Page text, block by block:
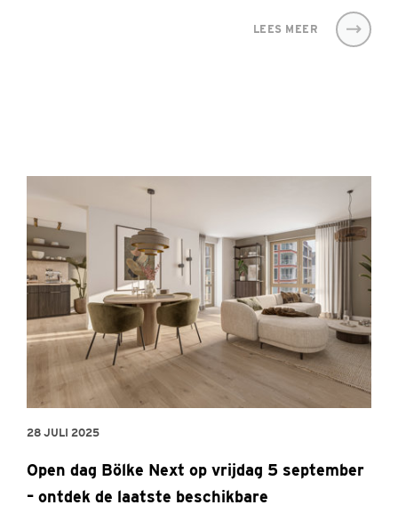
LEES MEER
28 JULI 2025
Open dag Bölke Next op vrijdag 5 september
– ontdek de laatste beschikbare